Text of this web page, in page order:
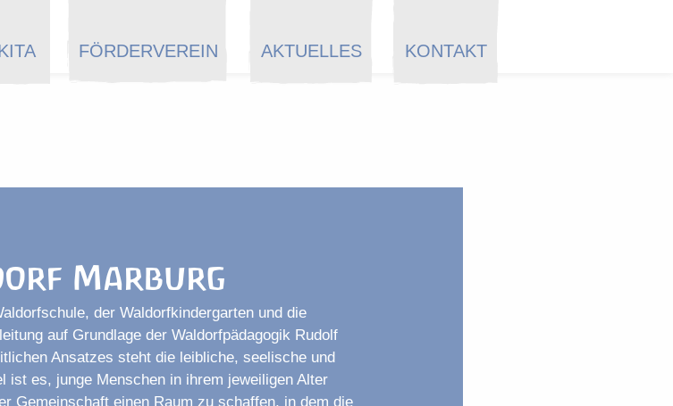
FÖRDERVEREIN AKTUELLES KONTAKT
Marburg
der Waldorfkindergarten und die
auf Grundlage der Waldorfpädagogik Rudolf
Ansatzes steht die leibliche, seelische und
ist es, junge Menschen in ihrem jeweiligen Alter
Gemeinschaft einen Raum zu schaffen, in dem die